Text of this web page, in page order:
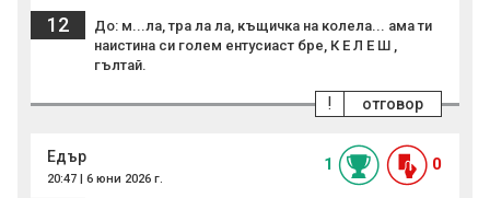
12
До: м...ла, тра ла ла, къщичка на колела... ама ти
наистина си голем ентусиаст бре, К Е Л Е Ш ,
гълтай.
отговор
!
Едър
20:47 | 6 юни 2026 г.
1 0